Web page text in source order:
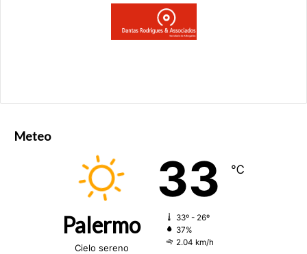
Meteo
Palermo
Cielo sereno
33 ℃
33º - 26º
37%
2.04 km/h